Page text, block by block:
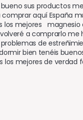
sus productos
aquí España
los mejores   magnesio
a comprarlo me
de
bien tenéis
los mejores de verdad